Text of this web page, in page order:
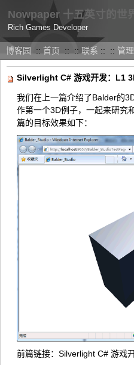
Nowpaper 十五英寸的世界
Rich Games Developer
博客园 :: 首页 :: :: 联系 :: :: 管理
Silverlight C# 游戏开发：L1
我们在上一篇介绍了Balder的
作第一个3D例子，一起来研究
篇的目标效果如下：
前篇链接： Silverlight C# 游戏